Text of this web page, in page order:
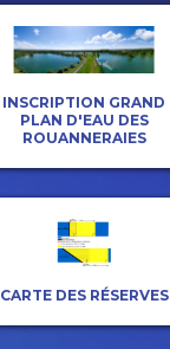
INSCRIPTION GRAND
PLAN D'EAU DES
ROUANNERAIES
CARTE DES RÉSERVES